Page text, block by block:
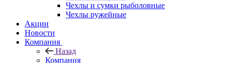
Чехлы и сумки рыболовные
Чехлы ружейные
Акции
Новости
Компания
Назад
Компания